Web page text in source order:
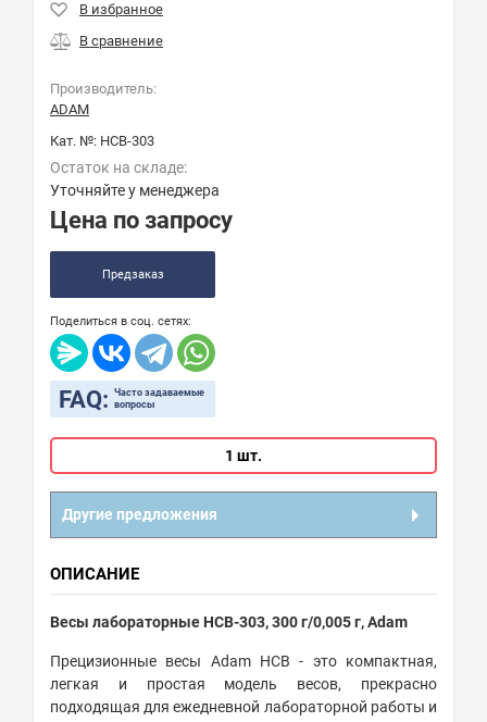
Производитель:
ADAM
Кат. №: HCB-303
Остаток на складе:
Уточняйте у менеджера
Цена по запросу
Предзаказ
Поделиться в соц. сетях:
FAQ: Часто задаваемые
вопросы
1 шт.
Другие предложения
ОПИСАНИЕ
Весы лабораторные HCB-303, 300 г/0,005 г, Adam
Прецизионные весы Adam HCB - это компактная,
легкая и простая модель весов, прекрасно
подходящая для ежедневной лабораторной работы и